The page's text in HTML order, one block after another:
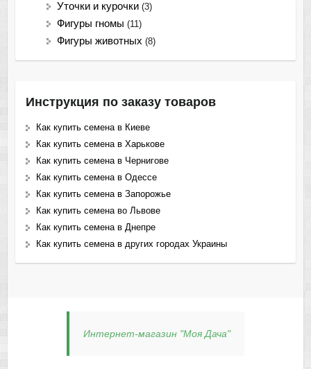
Уточки и курочки (3)
Фигуры гномы (11)
Фигуры животных (8)
Инструкция по заказу товаров
Как купить семена в Киеве
Как купить семена в Харькове
Как купить семена в Чернигове
Как купить семена в Одессе
Как купить семена в Запорожье
Как купить семена во Львове
Как купить семена в Днепре
Как купить семена в других городах Украины
Интернет-магазин "Моя Дача"